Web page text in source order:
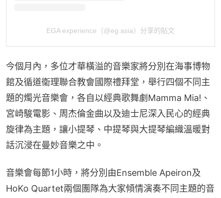
EGA experience（@eg.asia）分享的貼文
今個月內，多位才華橫溢的音樂家將分別在海事博物
館及循道衞理聯合教會國際禮拜堂，舉行四個不同主
題的燭光音樂會，各自以經典歌舞劇Mamma Mia!、
宮崎駿電影、周杰倫金曲以及迪士尼深入民心的經典
旋律為主題，讓小提琴、中提琴與大提琴編織溫暖對
話沉浸在曼妙音樂之中。
音樂會每節1小時，將分別由Ensemble Apeiron及
HoKo Quartet兩個團隊為大家傾情演奏不同主題的音